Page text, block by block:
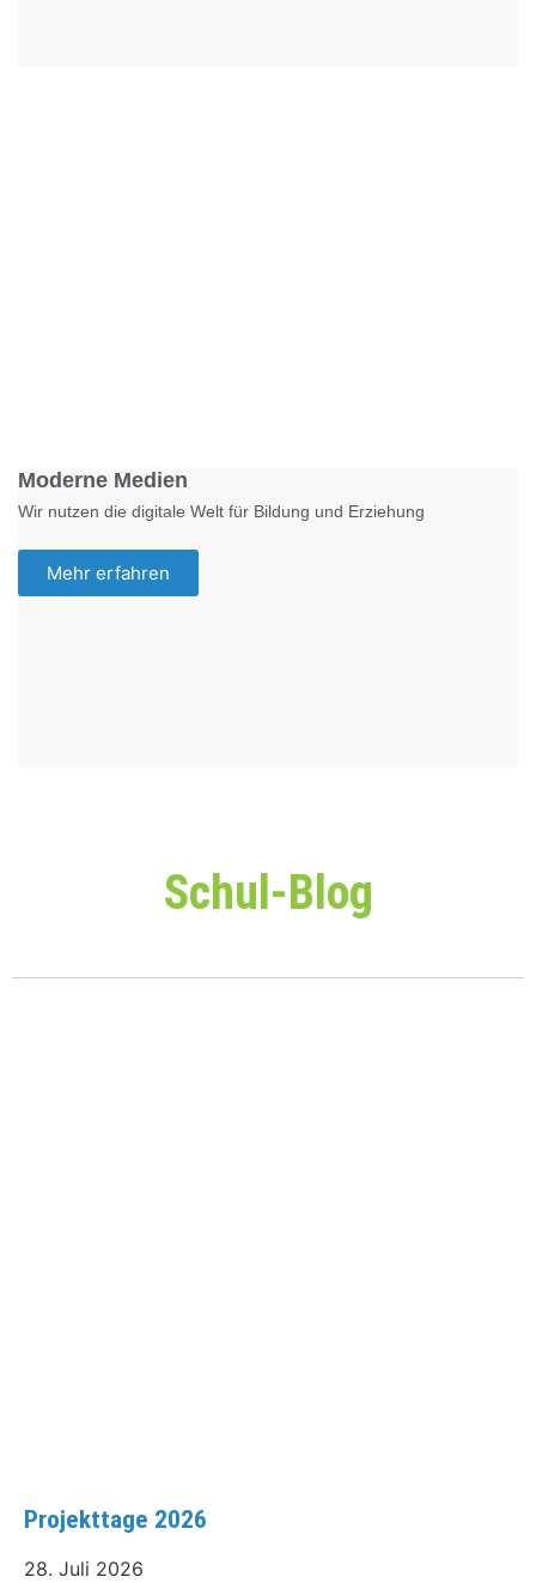
Moderne Medien
Wir nutzen die digitale Welt für Bildung und Erziehung
Mehr erfahren
Schul-Blog
Projekttage 2026
28. Juli 2026